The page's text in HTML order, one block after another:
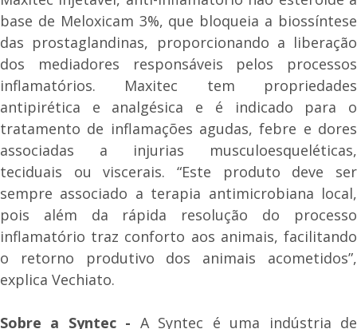
base de Meloxicam 3%, que bloqueia a biossíntese
das prostaglandinas, proporcionando a liberação
dos mediadores responsáveis pelos processos
inflamatórios. Maxitec tem propriedades
antipirética e analgésica e é indicado para o
tratamento de inflamações agudas, febre e dores
associadas a injurias musculoesqueléticas,
teciduais ou viscerais. “Este produto deve ser
sempre associado a terapia antimicrobiana local,
pois além da rápida resolução do processo
inflamatório traz conforto aos animais, facilitando
o retorno produtivo dos animais acometidos”,
explica Vechiato.
Sobre a Syntec - A Syntec é uma indústria de